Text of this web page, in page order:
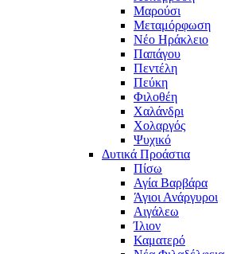
Μαρούσι
Μεταμόρφωση
Νέο Ηράκλειο
Παπάγου
Πεντέλη
Πεύκη
Φιλοθέη
Χαλάνδρι
Χολαργός
Ψυχικό
Δυτικά Προάστια
Πίσω
Αγία Βαρβάρα
Άγιοι Ανάργυροι
Αιγάλεω
Ίλιον
Καματερό